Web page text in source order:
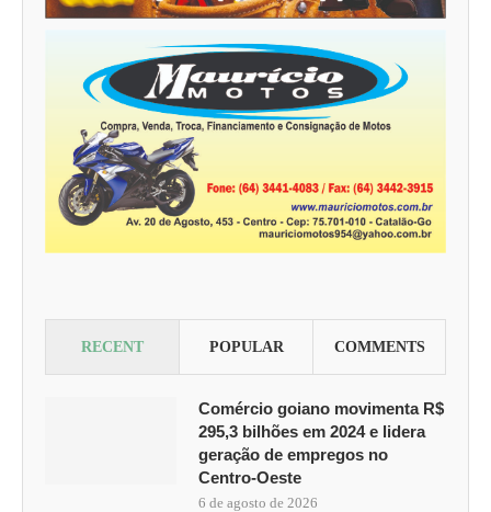
RECENT POPULAR COMMENTS
Comércio goiano movimenta R$
295,3 bilhões em 2024 e lidera
geração de empregos no
Centro-Oeste
6 de agosto de 2026